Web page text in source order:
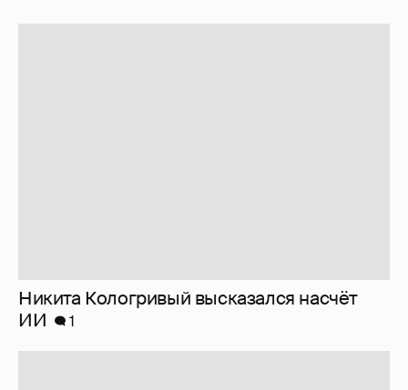
Никита Кологривый высказался насчёт
ИИ
1